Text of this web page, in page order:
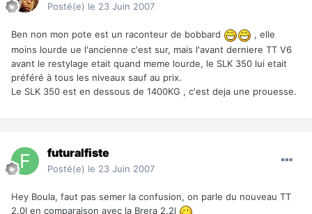
Posté(e) le 23 Juin 2007
Ben non mon pote est un raconteur de bobbard
, elle
moins lourde ue l'ancienne c'est sur, mais l'avant derniere TT V6
avant le restylage etait quand meme lourde, le SLK 350 lui etait
préféré à tous les niveaux sauf au prix.
Le SLK 350 est en dessous de 1400KG , c'est deja une prouesse.
futuralfiste
Posté(e) le 23 Juin 2007
Hey Boula, faut pas semer la confusion, on parle du nouveau TT
2.0l en comparaison avec la Brera 2.2l